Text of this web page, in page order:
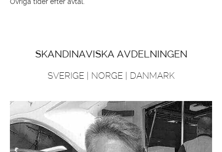
Övriga tider efter avtal.
SKANDINAVISKA AVDELNINGEN
SVERIGE | NORGE | DANMARK